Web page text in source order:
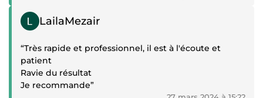
Témoignage positif
LailaMezair
“Très rapide et professionnel, il est à l'écoute et
patient
Ravie du résultat
Je recommande”